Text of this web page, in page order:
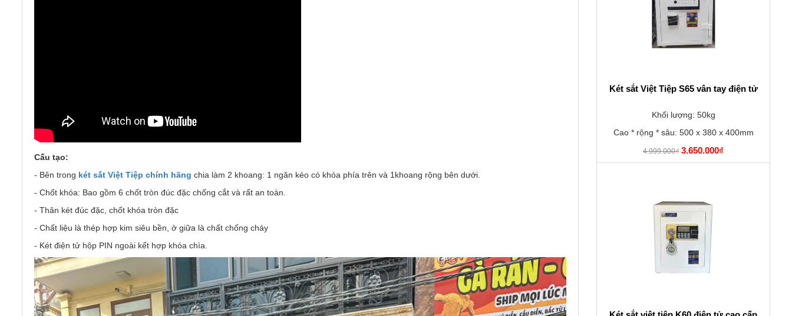
Cấu tạo:
- Bên trong két sắt Việt Tiệp chính hãng chia làm 2 khoang: 1 ngăn kéo có khóa phía trên và 1khoang rộng bên dưới.
- Chốt khóa: Bao gồm 6 chốt tròn đúc đặc chống cắt và rất an toàn.
- Thân két đúc đặc, chốt khóa tròn đặc
- Chất liệu là thép hợp kim siêu bền, ở giữa là chất chống cháy
- Két điện tử hộp PIN ngoài kết hợp khóa chìa.
Két sắt Việt Tiệp S65 vân tay điện tử
Khối lượng: 50kg
Cao * rộng * sâu: 500 x 380 x 400mm
4.999.000₫ 3.650.000₫